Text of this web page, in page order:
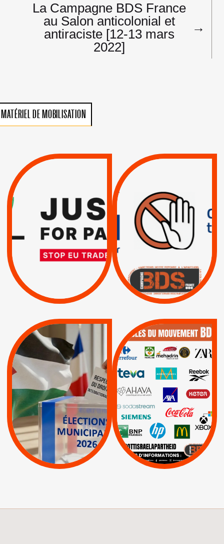
La Campagne BDS France
au Salon anticolonial et
antiraciste [12-13 mars
2022]
→
MATÉRIEL DE MOBILISATION
VIOLATIONS DES
SUSPENSION
TOTALE DE
L’ACCORD
D’ASSOCIATION UE-
ISRAËL
| Pétitions
INTERNATIONAL ?
TRUMP, MACRON :
MÊME COMBAT
| Actus |
| Boycott militaire |
Lettres d'interpellation
MUNICIPALES 2026 :
JE VOTE POUR LE
RESPECT DU DROIT
INTERNATIONAL EN
PALESTINE
APPELS | Actus |
Espaces Sans
Apartheid
| Lettres d'interpellation
QUE BOYCOTTER ?
BOYCOTT /
AXA BNP | CAF |
Carrefour | HP |
Keter |
Livres et brochures |
Mehadrin | PUMA
Sodastream |
Visuels, tracts,
affiches,...